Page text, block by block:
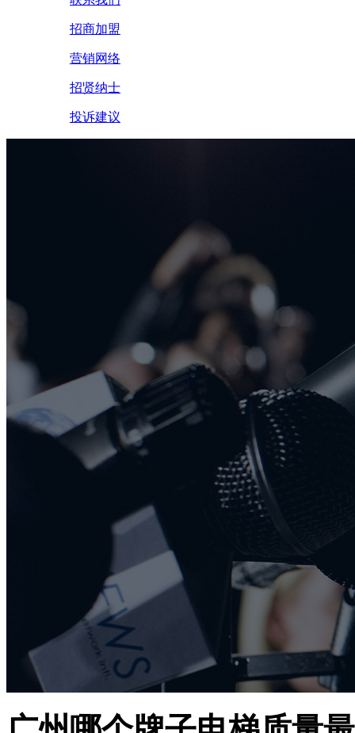
招商加盟
营销网络
招贤纳士
投诉建议